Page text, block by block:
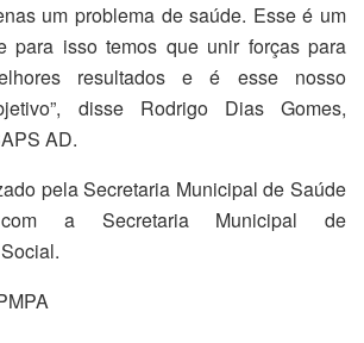
um problema de saúde. Esse é um
para isso temos que unir forças para
resultados e é esse nosso
disse Rodrigo Dias Gomes,
AD.
pela Secretaria Municipal de Saúde
a Secretaria Municipal de